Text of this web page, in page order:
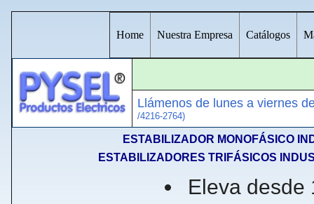
Home Nuestra Empresa Catálogos
Llámenos de lunes a viernes
/4216-2764)
ESTABILIZADOR MONOFÁSICO
ESTABILIZADORES TRIFÁSICOS
Eleva desde